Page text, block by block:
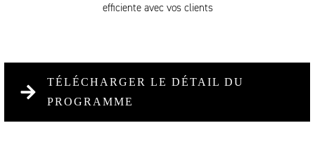
efficiente avec vos clients
TÉLÉCHARGER LE DÉTAIL DU
PROGRAMME